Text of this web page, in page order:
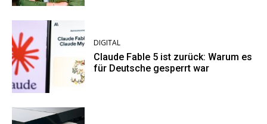
DIGITAL
Claude Fable 5 ist zurück: Warum es
für Deutsche gesperrt war